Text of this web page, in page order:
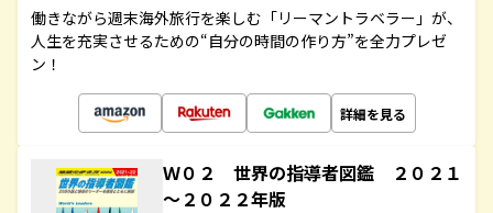
働きながら週末海外旅行を楽しむ「リーマントラベラー」が、
人生を充実させるための“自分の時間の作り方”を全力プレゼ
ン！
詳細を見る
Ｗ０２ 世界の指導者図鑑 ２０２１
～２０２２年版